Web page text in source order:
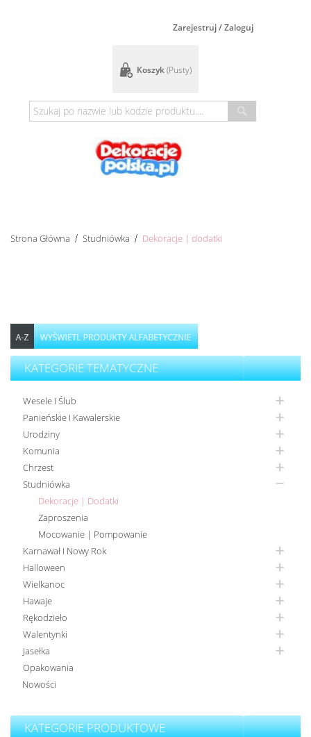
Zarejestruj / Zaloguj
Koszyk(pusty)
Strona Główna Studniówka Dekoracje | dodatki
KATEGORIE TEMATYCZNE
Wesele I Ślub
Panieńskie I Kawalerskie
Urodziny
Komunia
Chrzest
Studniówka
Dekoracje | Dodatki
Zaproszenia
Mocowanie | Pompowanie
Karnawał I Nowy Rok
Halloween
Wielkanoc
Hawaje
Rękodzieło
Walentynki
Jasełka
Opakowania
Nowości
KATEGORIE PRODUKTOWE